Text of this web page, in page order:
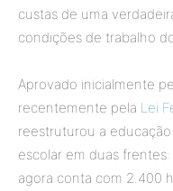
custas de uma
condições de trabalho
Aprovado inicialmente
recentemente pela Lei
reestruturou a
escolar em duas
agora conta com 2.400